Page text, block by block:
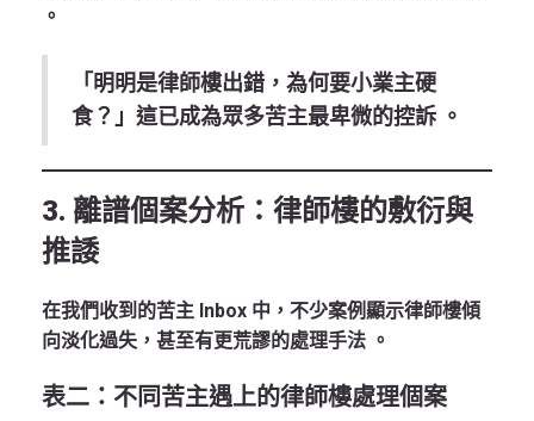
。
「明明是律師樓出錯，為何要小業主硬
食？」這已成為眾多苦主最卑微的控訴 。
3. 離譜個案分析：律師樓的敷衍與
推諉
在我們收到的苦主 Inbox 中，不少案例顯示律師樓傾
向淡化過失，甚至有更荒謬的處理手法 。
表二：不同苦主遇上的律師樓處理個案